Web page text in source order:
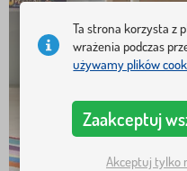
Ta strona korzysta z
wrażenia podczas
używamy plików
Zaakceptuj
Akceptuj tylko